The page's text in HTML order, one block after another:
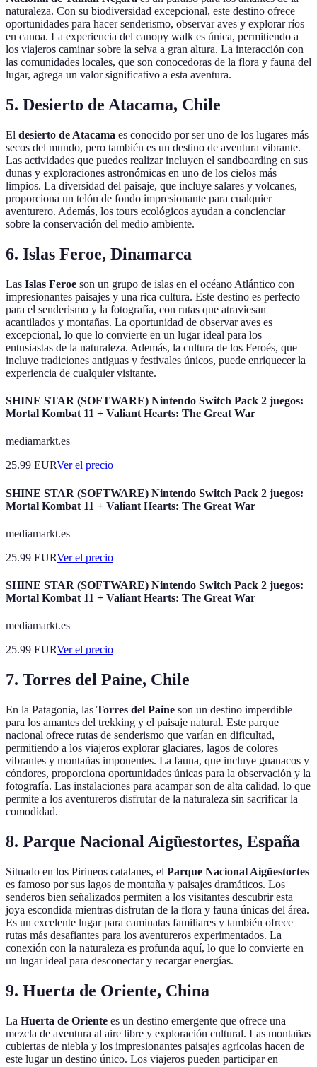
naturaleza. Con su biodiversidad excepcional, este destino ofrece
oportunidades para hacer senderismo, observar aves y explorar ríos
en canoa. La experiencia del canopy walk es única, permitiendo a
los viajeros caminar sobre la selva a gran altura. La interacción con
las comunidades locales, que son conocedoras de la flora y fauna del
lugar, agrega un valor significativo a esta aventura.
5. Desierto de Atacama, Chile
El desierto de Atacama es conocido por ser uno de los lugares más
secos del mundo, pero también es un destino de aventura vibrante.
Las actividades que puedes realizar incluyen el sandboarding en sus
dunas y exploraciones astronómicas en uno de los cielos más
limpios. La diversidad del paisaje, que incluye salares y volcanes,
proporciona un telón de fondo impresionante para cualquier
aventurero. Además, los tours ecológicos ayudan a concienciar
sobre la conservación del medio ambiente.
6. Islas Feroe, Dinamarca
Las Islas Feroe son un grupo de islas en el océano Atlántico con
impresionantes paisajes y una rica cultura. Este destino es perfecto
para el senderismo y la fotografía, con rutas que atraviesan
acantilados y montañas. La oportunidad de observar aves es
excepcional, lo que lo convierte en un lugar ideal para los
entusiastas de la naturaleza. Además, la cultura de los Feroés, que
incluye tradiciones antiguas y festivales únicos, puede enriquecer la
experiencia de cualquier visitante.
SHINE STAR (SOFTWARE) Nintendo Switch Pack 2 juegos:
Mortal Kombat 11 + Valiant Hearts: The Great War
mediamarkt.es
25.99 EURVer el precio
SHINE STAR (SOFTWARE) Nintendo Switch Pack 2 juegos:
Mortal Kombat 11 + Valiant Hearts: The Great War
mediamarkt.es
25.99 EURVer el precio
SHINE STAR (SOFTWARE) Nintendo Switch Pack 2 juegos:
Mortal Kombat 11 + Valiant Hearts: The Great War
mediamarkt.es
25.99 EURVer el precio
7. Torres del Paine, Chile
En la Patagonia, las Torres del Paine son un destino imperdible
para los amantes del trekking y el paisaje natural. Este parque
nacional ofrece rutas de senderismo que varían en dificultad,
permitiendo a los viajeros explorar glaciares, lagos de colores
vibrantes y montañas imponentes. La fauna, que incluye guanacos y
cóndores, proporciona oportunidades únicas para la observación y la
fotografía. Las instalaciones para acampar son de alta calidad, lo que
permite a los aventureros disfrutar de la naturaleza sin sacrificar la
comodidad.
8. Parque Nacional Aigüestortes, España
Situado en los Pirineos catalanes, el Parque Nacional Aigüestortes
es famoso por sus lagos de montaña y paisajes dramáticos. Los
senderos bien señalizados permiten a los visitantes descubrir esta
joya escondida mientras disfrutan de la flora y fauna únicas del área.
Es un excelente lugar para caminatas familiares y también ofrece
rutas más desafiantes para los aventureros experimentados. La
conexión con la naturaleza es profunda aquí, lo que lo convierte en
un lugar ideal para desconectar y recargar energías.
9. Huerta de Oriente, China
La Huerta de Oriente es un destino emergente que ofrece una
mezcla de aventura al aire libre y exploración cultural. Las montañas
cubiertas de niebla y los impresionantes paisajes agrícolas hacen de
este lugar un destino único. Los viajeros pueden participar en